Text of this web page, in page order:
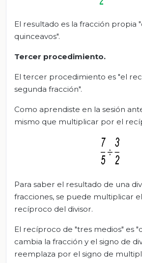
El resultado es la fracción propia
quinceavos".
Tercer procedimiento.
El tercer procedimiento es "el
segunda fracción".
Como aprendiste en la sesión
mismo que multiplicar por el
Para saber el resultado de una
fracciones, se puede multiplicar
recíproco del divisor.
El recíproco de "tres medios" es
cambia la fracción y el signo de
reemplaza por el signo de